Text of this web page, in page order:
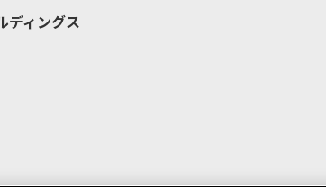
ディングス